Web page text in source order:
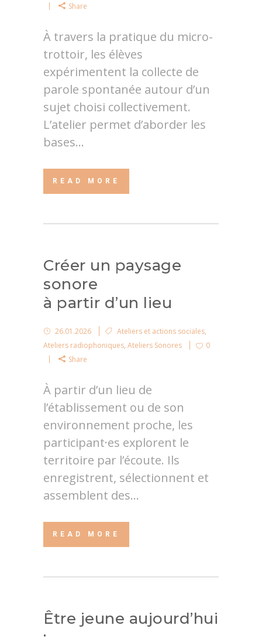
Share
À travers la pratique du micro-
trottoir, les élèves
expérimentent la collecte de
parole spontanée autour d’un
sujet choisi collectivement.
L’atelier permet d’aborder les
bases...
READ MORE
Créer un paysage
sonore
à partir d’un lieu
26.01.2026 Ateliers et actions sociales,
Ateliers radiophoniques, Ateliers Sonores
0
Share
À partir d’un lieu de
l’établissement ou de son
environnement proche, les
participant·es explorent le
territoire par l’écoute. Ils
enregistrent, sélectionnent et
assemblent des...
READ MORE
Être jeune aujourd’hui